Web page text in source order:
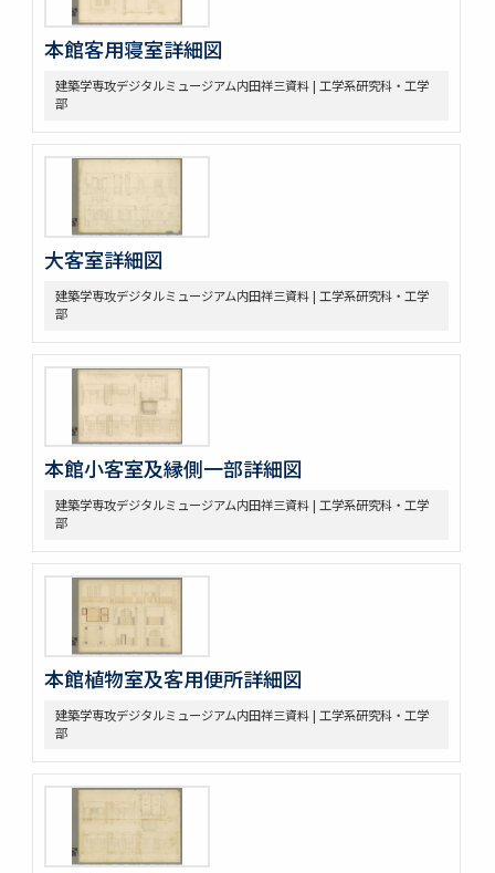
本館客用寝室詳細図
建築学専攻デジタルミュージアム内田祥三資料 | 工学系研究科・工学
部
大客室詳細図
建築学専攻デジタルミュージアム内田祥三資料 | 工学系研究科・工学
部
本館小客室及縁側一部詳細図
建築学専攻デジタルミュージアム内田祥三資料 | 工学系研究科・工学
部
本館植物室及客用便所詳細図
建築学専攻デジタルミュージアム内田祥三資料 | 工学系研究科・工学
部